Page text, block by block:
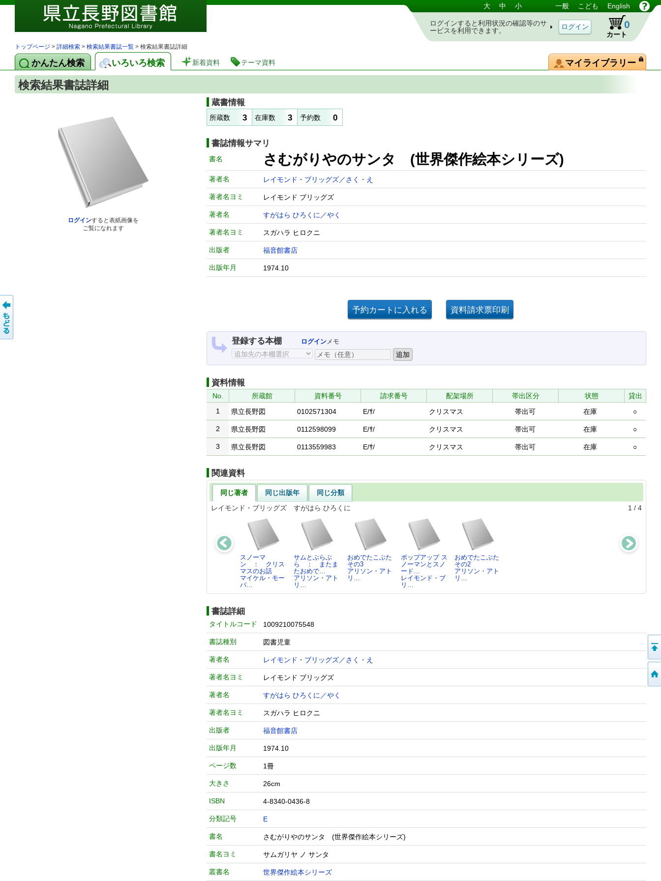
図書館 蔵書検索・予約システム 大 中 小 一般 こども English
ログインすると利用状況の確認等のサ
ービスを利用できます。
カート
0
トップページ > 詳細検索 > 検索結果書誌一覧 > 検索結果書誌詳細
かんたん検索 いろいろ検索 新着資料 テーマ資料 マイライブラリー
検索結果書誌詳細
ログインすると表紙画像を
ご覧になれます
蔵書情報
所蔵数 3 在庫数 3 予約数 0
書誌情報サマリ
書名 さむがりやのサンタ (世界傑作絵本シリーズ)
著者名 レイモンド・ブリッグズ／さく・え
著者名ヨミ レイモンド ブリッグズ
著者名 すがはら ひろくに／やく
著者名ヨミ スガハラ ヒロクニ
出版者 福音館書店
出版年月 1974.10
登録する本棚 ログインメモ
資料情報
No. 所蔵館 資料番号 請求番号 配架場所 帯出区分 状態
貸出
1
県立長野図 0102571304 E/ｻ/ クリスマス 帯出可 在庫 ○
2 県立長野図 0112598099 E/ｻ/ クリスマス 帯出可 在庫 ○
3 県立長野図 0113559983 E/ｻ/ クリスマス 帯出可 在庫 ○
関連資料
同じ著者 同じ出版年
同じ分類
レイモンド・ブリッグズ すがはら ひろくに
1 / 4
スノーマ
ン ： クリス
マスのお話
マイケル・モー
パ…
サムとぶらぶ
ら ： またま
たおめで…
アリソン・アト
リ…
おめでたこぶた
その3
アリソン・アト
リ…
ポップアップ ス
ノーマンとスノ
ード…
レイモンド・ブ
リ…
おめでたこぶた
その2
アリソン・アト
リ…
書誌詳細
タイトルコード 1009210075548
書誌種別 図書児童
著者名 レイモンド・ブリッグズ／さく・え
著者名ヨミ レイモンド ブリッグズ
著者名 すがはら ひろくに／やく
著者名ヨミ スガハラ ヒロクニ
出版者 福音館書店
出版年月 1974.10
ページ数 1冊
大きさ 26cm
ISBN 4-8340-0436-8
分類記号 E
書名 さむがりやのサンタ (世界傑作絵本シリーズ)
書名ヨミ サムガリヤ ノ サンタ
叢書名 世界傑作絵本シリーズ